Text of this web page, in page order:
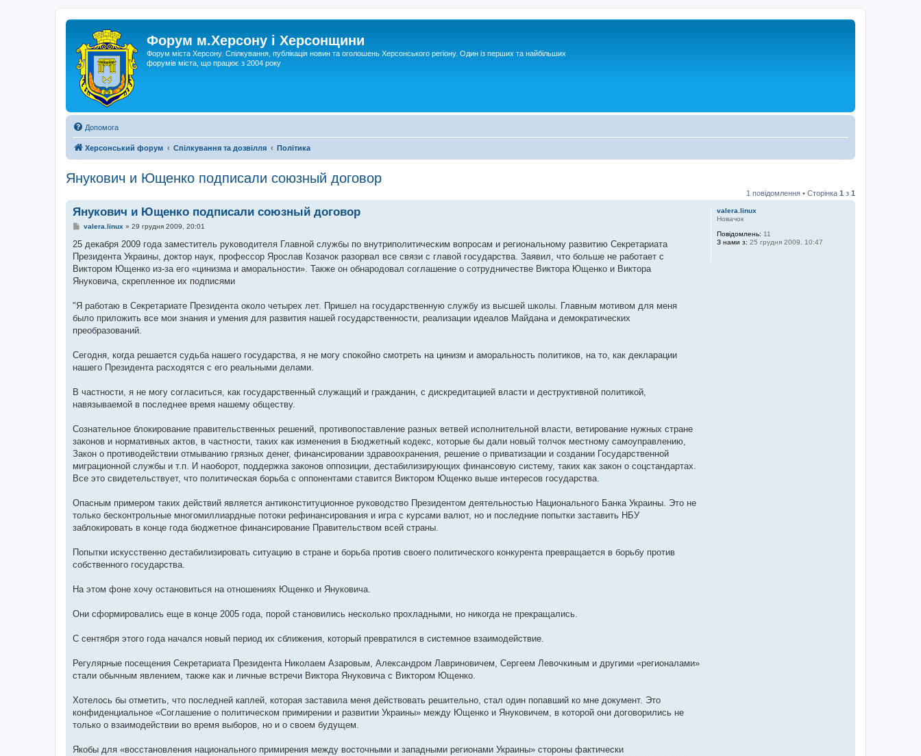
Форум м.Херсону і Херсонщини
Форум міста Херсону. Спілкування, публікація новин та оголошень Херсонського регіону. Один із перших та найбільших
форумів міста, що працює з 2004 року
Допомога
Херсонський форум Спілкування та дозвілля Політика
Янукович и Ющенко подписали союзный договор
1 повідомлення • Сторінка 1 з 1
valera.linux
Новачок
Повідомлень: 11
З нами з: 25 грудня 2009, 10:47
Янукович и Ющенко подписали союзный договор
П
в
д
о
л
н
я
valera.linux » 29 грудня 2009, 20:01
25 декабря 2009 года заместитель руководителя Главной службы по внутриполитическим вопросам и региональному развитию Секретариата
Президента Украины, доктор наук, профессор Ярослав Козачок разорвал все связи с главой государства. Заявил, что больше не работает с
Виктором Ющенко из-за его «цинизма и аморальности». Также он обнародовал соглашение о сотрудничестве Виктора Ющенко и Виктора
Януковича, скрепленное их подписями
"Я работаю в Секретариате Президента около четырех лет. Пришел на государственную службу из высшей школы. Главным мотивом для меня
было приложить все мои знания и умения для развития нашей государственности, реализации идеалов Майдана и демократических
преобразований.
Сегодня, когда решается судьба нашего государства, я не могу спокойно смотреть на цинизм и аморальность политиков, на то, как декларации
нашего Президента расходятся с его реальными делами.
В частности, я не могу согласиться, как государственный служащий и гражданин, с дискредитацией власти и деструктивной политикой,
навязываемой в последнее время нашему обществу.
Сознательное блокирование правительственных решений, противопоставление разных ветвей исполнительной власти, ветирование нужных стране
законов и нормативных актов, в частности, таких как изменения в Бюджетный кодекс, которые бы дали новый толчок местному самоуправлению,
Закон о противодействии отмыванию грязных денег, финансировании здравоохранения, решение о приватизации и создании Государственной
миграционной службы и т.п. И наоборот, поддержка законов оппозиции, дестабилизирующих финансовую систему, таких как закон о соцстандартах.
Все это свидетельствует, что политическая борьба с оппонентами ставится Виктором Ющенко выше интересов государства.
Опасным примером таких действий является антиконституционное руководство Президентом деятельностью Национального Банка Украины. Это не
только бесконтрольные многомиллиардные потоки рефинансирования и игра с курсами валют, но и последние попытки заставить НБУ
заблокировать в конце года бюджетное финансирование Правительством всей страны.
Попытки искусственно дестабилизировать ситуацию в стране и борьба против своего политического конкурента превращается в борьбу против
собственного государства.
На этом фоне хочу остановиться на отношениях Ющенко и Януковича.
Они сформировались еще в конце 2005 года, порой становились несколько прохладными, но никогда не прекращались.
С сентября этого года начался новый период их сближения, который превратился в системное взаимодействие.
Регулярные посещения Секретариата Президента Николаем Азаровым, Александром Лавриновичем, Сергеем Левочкиным и другими «регионалами»
стали обычным явлением, также как и личные встречи Виктора Януковича с Виктором Ющенко.
Хотелось бы отметить, что последней каплей, которая заставила меня действовать решительно, стал один попавший ко мне документ. Это
конфиденциальное «Соглашение о политическом примирении и развитии Украины» между Ющенко и Януковичем, в которой они договорились не
только о взаимодействии во время выборов, но и о своем будущем.
Якобы для «восстановления национального примирения между восточными и западными регионами Украины» стороны фактически